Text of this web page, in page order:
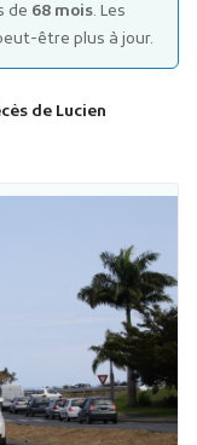
de 68 mois. Les
être plus à jour.
de Lucien